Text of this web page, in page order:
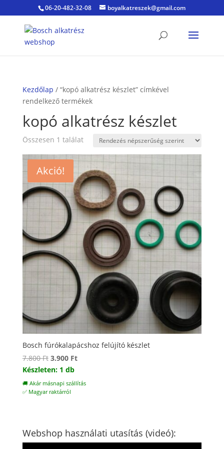
06-20-482-32-08 boyalkatreszek@gmail.com
Kezdőlap / “kopó alkatrész készlet” címkével
rendelkező termékek
kopó alkatrész készlet
Összesen 1 találat
Akció!
Bosch fúrókalapácshoz felújító készlet
7.800Ft Original
price
was:
7.800 Ft.
3.900 FtCurrent
is:
Készleten: 1 db
🚚 Akár másnapi szállítás
✅ Magyar raktárról
Webshop használati utasítás (videó):